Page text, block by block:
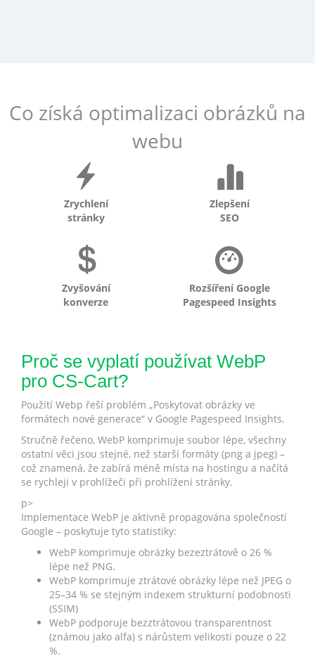
Co získá optimalizaci obrázků na
webu
Zrychlení
stránky
Zlepšení
SEO
Zvyšování
konverze
Rozšíření Google
Pagespeed Insights
Proč se vyplatí používat WebP
pro CS-Cart?
Použití Webp řeší problém „Poskytovat obrázky ve
formátech nové generace“ v Google Pagespeed Insights.
Stručně řečeno, WebP komprimuje soubor lépe, všechny
ostatní věci jsou stejné, než starší formáty (png a jpeg) –
což znamená, že zabírá méně místa na hostingu a načítá
se rychleji v prohlížeči při prohlížení stránky.
p>
Implementace WebP je aktivně propagována společností
Google – poskytuje tyto statistiky:
WebP komprimuje obrázky bezeztrátově o 26 %
lépe než PNG.
WebP komprimuje ztrátové obrázky lépe než JPEG o
25–34 % se stejným indexem strukturní podobnosti
(SSIM)
WebP podporuje bezztrátovou transparentnost
(známou jako alfa) s nárůstem velikosti pouze o 22
%.